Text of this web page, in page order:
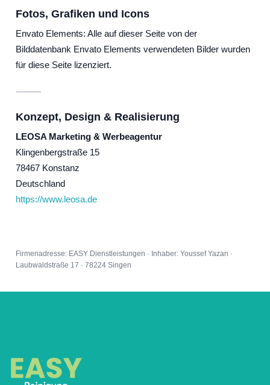
Fotos, Grafiken und Icons
Envato Elements: Alle auf dieser Seite von der
Bilddatenbank Envato Elements verwendeten Bilder wurden
für diese Seite lizenziert.
⸻
Konzept, Design & Realisierung
LEOSA Marketing & Werbeagentur
Klingenbergstraße 15
78467 Konstanz
Deutschland
https://www.leosa.de
Firmenadresse: EASY Dienstleistungen · Inhaber: Youssef Yazan ·
Laubwaldstraße 17 · 78224 Singen